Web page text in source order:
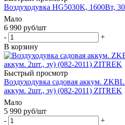
Воздуходувка HG5030K, 1600Вт,
Мало
6 990 руб/шт
-
+
В корзину
Быстрый просмотр
Воздуходувка садовая аккум.
аккум. 2шт., зу) (082-2011) ZITREK
Мало
5 990 руб/шт
-
+